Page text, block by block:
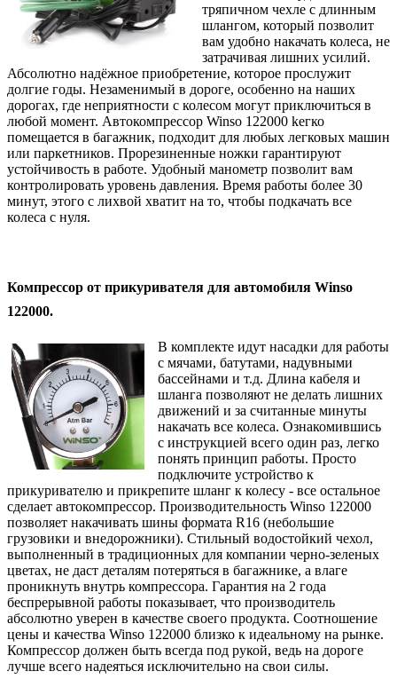
тряпичном чехле с длинным
шлангом, который позволит
вам удобно накачать колеса, не
затрачивая лишних усилий.
Абсолютно надёжное приобретение, которое прослужит
долгие годы. Незаменимый в дороге, особенно на наших
дорогах, где неприятности с колесом могут приключиться в
любой момент. Автокомпрессор Winso 122000 kегко
помещается в багажник, подходит для любых легковых машин
или паркетников. Прорезиненные ножки гарантируют
устойчивость в работе. Удобный манометр позволит вам
контролировать уровень давления. Время работы более 30
минут, этого с лихвой хватит на то, чтобы подкачать все
колеса с нуля.
Компрессор от прикуривателя для автомобиля Winso
122000.
В комплекте идут насадки для работы
с мячами, батутами, надувными
бассейнами и т.д. Длина кабеля и
шланга позволяют не делать лишних
движений и за считанные минуты
накачать все колеса. Ознакомившись
с инструкцией всего один раз, легко
понять принцип работы. Просто
подключите устройство к
прикуривателю и прикрепите шланг к колесу - все остальное
сделает автокомпрессор. Производительность Winso 122000
позволяет накачивать шины формата R16 (небольшие
грузовики и внедорожники). Стильный водостойкий чехол,
выполненный в традиционных для компании черно-зеленых
цветах, не даст деталям потеряться в багажнике, а влаге
проникнуть внутрь компрессора. Гарантия на 2 года
беспрерывной работы показывает, что производитель
абсолютно уверен в качестве своего продукта. Соотношение
цены и качества Winso 122000 близко к идеальному на рынке.
Компрессор должен быть всегда под рукой, ведь на дороге
лучше всего надеяться исключительно на свои силы.